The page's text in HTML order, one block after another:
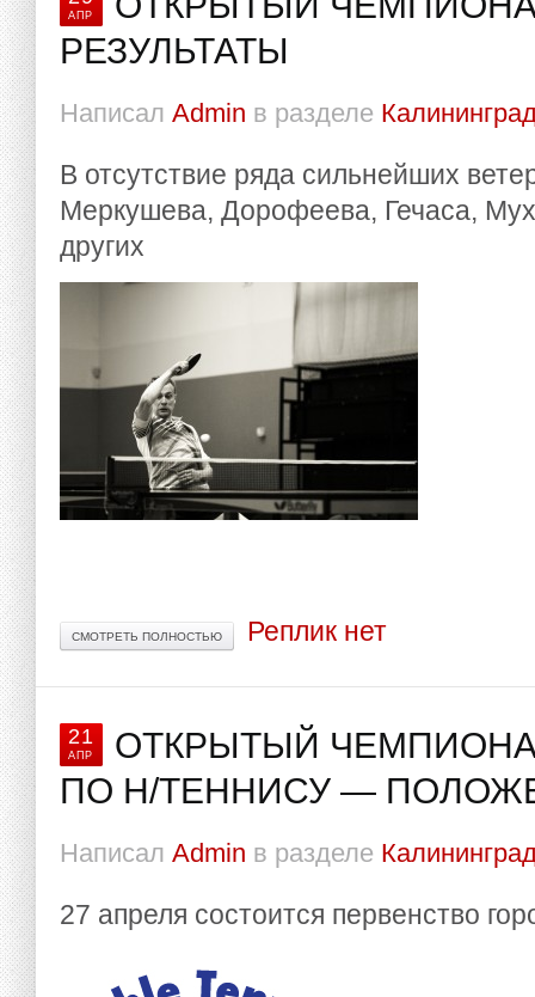
АПР
РЕЗУЛЬТАТЫ
Написал Admin в разделе
В отсутствие ряда сильнейших
Меркушева, Дорофеева, Гечаса,
других
СМОТРЕТЬ ПОЛНОСТЬЮ Реплик нет
21
АПР
ОТКРЫТЫЙ
ПО Н/ТЕННИСУ —
Написал Admin в разделе
27 апреля состоится первенство